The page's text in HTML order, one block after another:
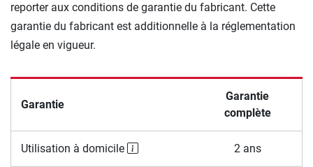
reporter aux conditions de garantie du fabricant. Cette
garantie du fabricant est additionnelle à la réglementation
légale en vigueur.
Garantie
Garantie
complète
Utilisation à domicile 2 ans